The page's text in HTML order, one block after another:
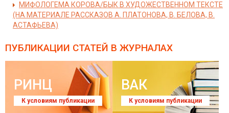
МИФОЛОГЕМА КОРОВА/БЫК В ХУДОЖЕСТВЕННОМ ТЕКСТЕ
(НА МАТЕРИАЛЕ РАССКАЗОВ А. ПЛАТОНОВА, В. БЕЛОВА, В.
АСТАФЬЕВА)
ПУБЛИКАЦИИ СТАТЕЙ В ЖУРНАЛАХ
РИНЦ
К условиям публикации
ВАК
К условиям публикации